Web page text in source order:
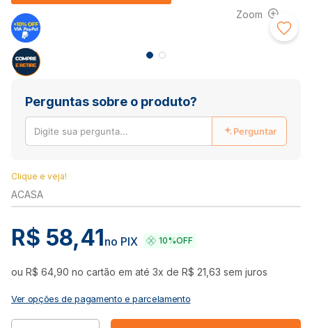
Perguntas sobre o produto?
Perguntar
Clique e veja!
ACASA
R$ 58,41no PIX 10%OFF
ou R$ 64 90 no cartão em até 3x de R$ 21 63 sem juros
Ver opções de pagamento e parcelamento